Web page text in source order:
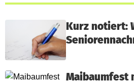
Kurz notiert:
Maibaumfest